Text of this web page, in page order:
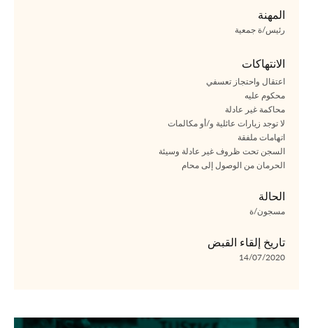
المهنة
رئيس/ة جمعية
الانتهاكات
اعتقال واحتجاز تعسفي
محكوم عليه
محاكمة غير عادلة
لا توجد زيارات عائلية و/أو مكالمات
اتهامات ملفقة
السجن تحت ظروف غير عادلة وسيئة
الحرمان من الوصول إلى محام
الحالة
مسجون/ة
تاريخ إلقاء القبض
14/07/2020